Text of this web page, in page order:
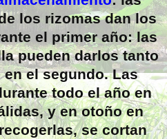
los rizomas dan los
el primer año: las
pueden darlos tanto
el segundo. Las
todo el año en
y en otoño en
se cortan